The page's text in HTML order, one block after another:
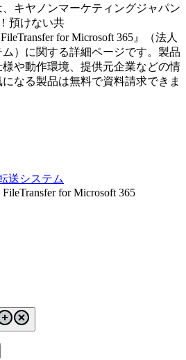
キヤノンマーケティングジャパン
預けない共
for Microsoft 365 』（法人
）に関する詳細ページです。製品
や動作環境、提供元企業などの情
なる製品は無料で資料請求できま
送システム
for Microsoft 365